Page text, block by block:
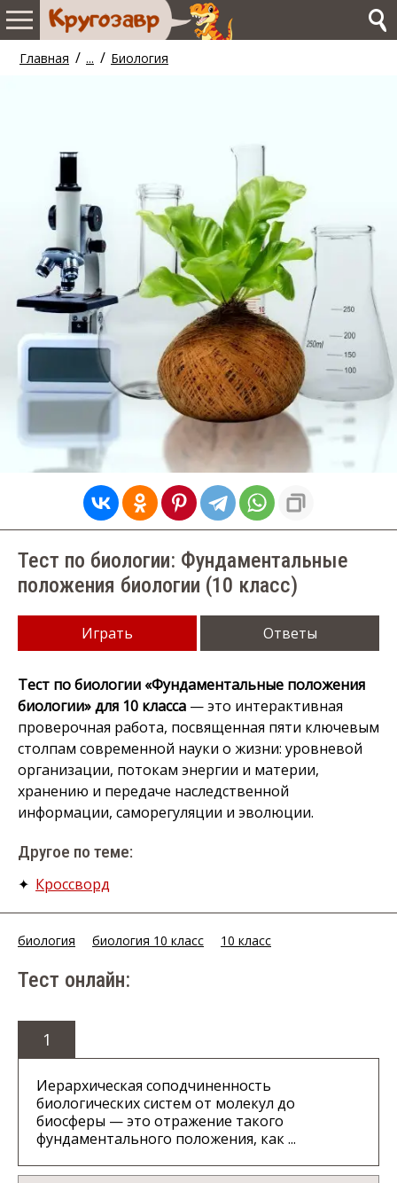
Главная / ... / Биология
Тест по биологии: Фундаментальные
положения биологии (10 класс)
Играть Ответы
Тест по биологии «Фундаментальные положения
биологии» для 10 класса — это интерактивная
проверочная работа, посвященная пяти ключевым
столпам современной науки о жизни: уровневой
организации, потокам энергии и материи,
хранению и передаче наследственной
информации, саморегуляции и эволюции.
Другое по теме:
✦ Кроссворд
биология биология 10 класс 10 класс
Тест онлайн:
1
Иерархическая соподчиненность
биологических систем от молекул до
биосферы — это отражение такого
фундаментального положения, как ...